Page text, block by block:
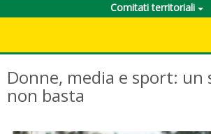
Comitati territoriali
Donne, media e sport: un
non basta